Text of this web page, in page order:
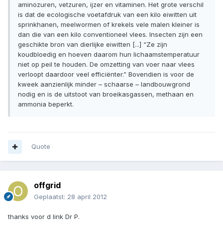
aminozuren, vetzuren, ijzer en vitaminen. Het grote verschil
is dat de ecologische voetafdruk van een kilo eiwitten uit
sprinkhanen, meelwormen of krekels vele malen kleiner is
dan die van een kilo conventioneel vlees. Insecten zijn een
geschikte bron van dierlijke eiwitten [...] “Ze zijn
koudbloedig en hoeven daarom hun lichaamstemperatuur
niet op peil te houden. De omzetting van voer naar vlees
verloopt daardoor veel efficiënter.” Bovendien is voor de
kweek aanzienlijk minder – schaarse – landbouwgrond
nodig en is de uitstoot van broeikasgassen, methaan en
ammonia beperkt.
Quote
offgrid
Geplaatst: 28 april 2012
thanks voor d link Dr P.